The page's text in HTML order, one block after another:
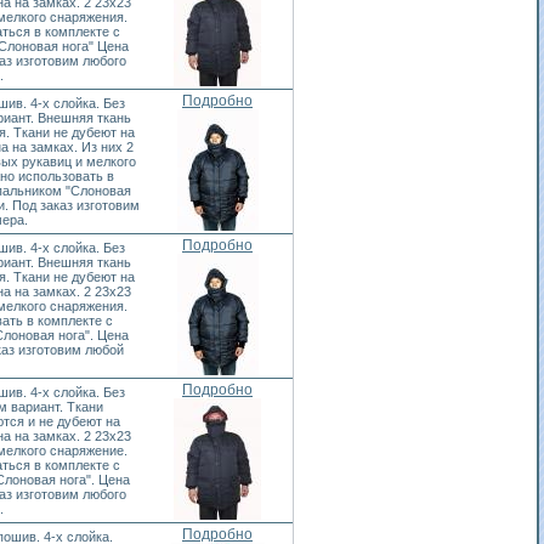
снаряжения.
в комплекте с
нога" Цена
изготовим любого
4-х слойка. Без
Внешняя ткань
Ткани не дубеют на
на замках. Из них 2
рукавиц и мелкого
использовать в
"Слоновая
Под заказ изготовим
Подробно
4-х слойка. Без
Внешняя ткань
Ткани не дубеют на
на замках. 2 23х23
снаряжения.
в комплекте с
нога". Цена
изготовим любой
Подробно
4-х слойка. Без
вариант. Ткани
и не дубеют на
на замках. 2 23х23
снаряжение.
в комплекте с
нога". Цена
изготовим любого
Подробно
4-х слойка. Подробно